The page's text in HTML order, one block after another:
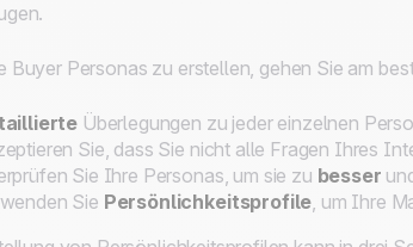
Buyer Personas zu erstellen, gehen Sie am
Überlegungen zu jeder einzelnen
Sie, dass Sie nicht alle Fragen Ihres
Sie Ihre Personas, um sie zu besser
Sie Persönlichkeitsprofile, um Ihre